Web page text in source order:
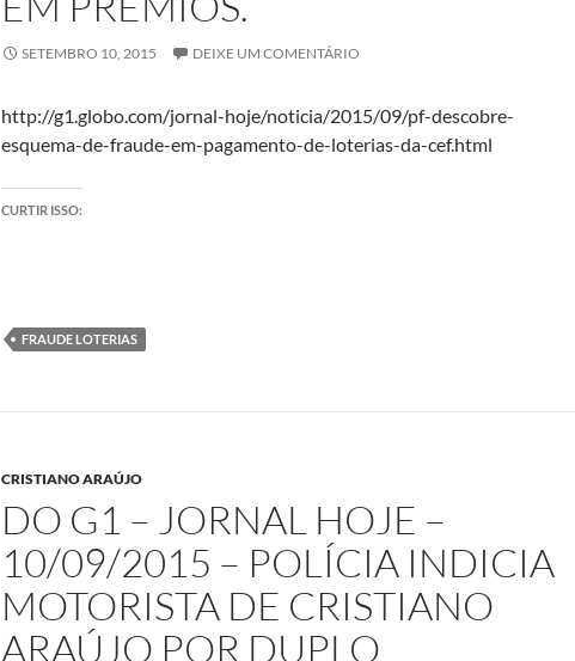
SETEMBRO 10, 2015 DEIXE UM COMENTÁRIO
http://g1.globo.com/jornal-hoje/noticia/2015/09/pf-descobre-
esquema-de-fraude-em-pagamento-de-loterias-da-cef.html
CURTIR ISSO:
FRAUDE LOTERIAS
CRISTIANO ARAÚJO
DO G1 – JORNAL HOJE –
10/09/2015 – POLÍCIA INDICIA
MOTORISTA DE CRISTIANO
ARAÚJO POR DUPLO